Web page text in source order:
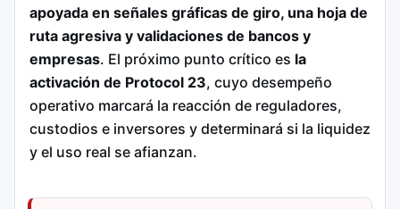
apoyada en señales gráficas de giro, una hoja de
ruta agresiva y validaciones de bancos y
empresas. El próximo punto crítico es la
activación de Protocol 23, cuyo desempeño
operativo marcará la reacción de reguladores,
custodios e inversores y determinará si la liquidez
y el uso real se afianzan.